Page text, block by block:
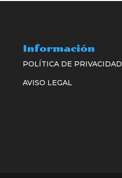
Información
POLÍTICA DE PRIVACIDAD
AVISO LEGAL